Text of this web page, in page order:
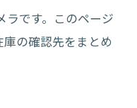
ラです。このページ
の確認先をまとめ